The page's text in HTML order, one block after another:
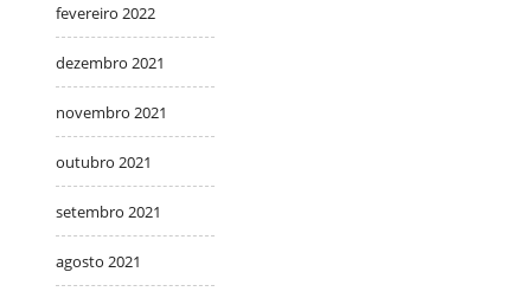
fevereiro 2022
dezembro 2021
novembro 2021
outubro 2021
setembro 2021
agosto 2021